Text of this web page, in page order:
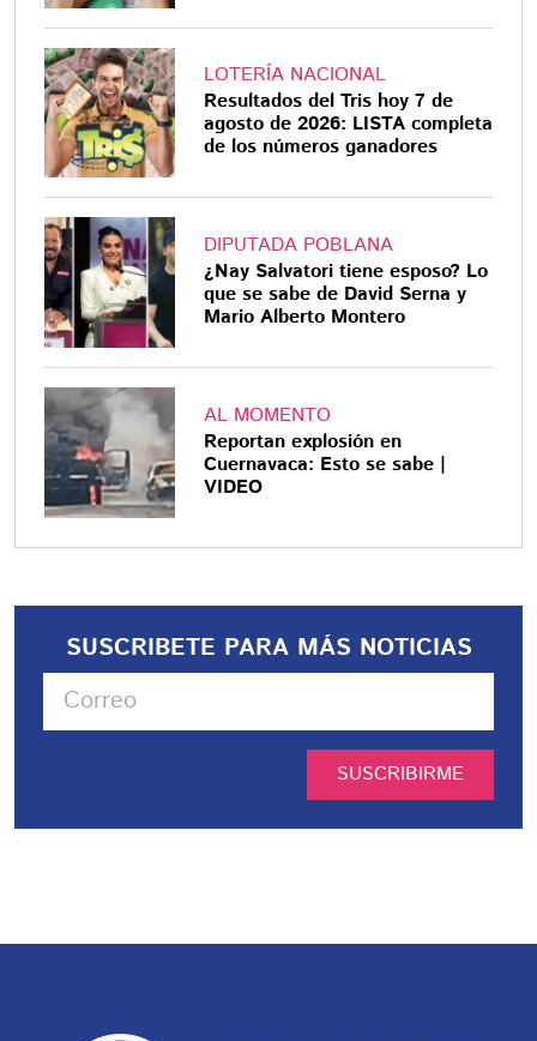
LOTERÍA NACIONAL
Resultados del Tris hoy 7 de
agosto de 2026: LISTA completa
de los números ganadores
DIPUTADA POBLANA
¿Nay Salvatori tiene esposo? Lo
que se sabe de David Serna y
Mario Alberto Montero
AL MOMENTO
Reportan explosión en
Cuernavaca: Esto se sabe |
VIDEO
SUSCRIBETE PARA MÁS NOTICIAS
SUSCRIBIRME